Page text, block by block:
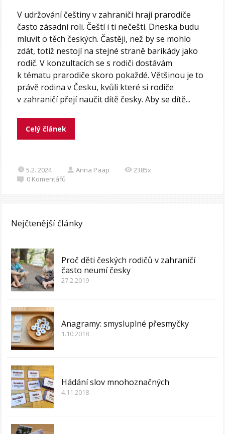
V udržování češtiny v zahraničí hrají prarodiče
často zásadní roli. Čeští i ti nečeští. Dneska budu
mluvit o těch českých. Častěji, než by se mohlo
zdát, totiž nestojí na stejné straně barikády jako
rodič. V konzultacích se s rodiči dostávám
k tématu prarodiče skoro pokaždé. Většinou je to
právě rodina v Česku, kvůli které si rodiče
v zahraničí přejí naučit dítě česky. Aby se dítě...
Celý článek
5.2. 2024 Anna Paap
2385x
0 Komentářů
Nejčtenější články
Proč děti českých rodičů v zahraničí
často neumí česky
27.2.2019
Anagramy: smysluplné přesmyčky
1.10.2018
Hádání slov mnohoznačných
4.11.2018